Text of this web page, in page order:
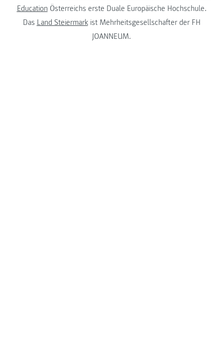
Education Österreichs erste Duale Europäische Hochschule.
Das Land Steiermarkist Mehrheitsgesellschafter der FH
JOANNEUM.